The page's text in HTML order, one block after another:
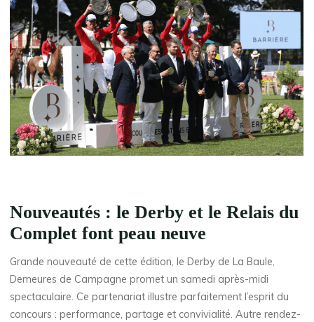
Nouveautés : le Derby et le Relais du
Complet font peau neuve
Grande nouveauté de cette édition, le Derby de La Baule,
Demeures de Campagne promet un samedi après-midi
spectaculaire. Ce partenariat illustre parfaitement l’esprit du
concours : performance, partage et convivialité. Autre rendez-